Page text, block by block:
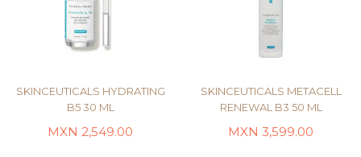
SKINCEUTICALS METACELL
RENEWAL B3 50 ML
3,599.00
SKINCEUTICALS HYDRATING
B5 30 ML
2,549.00